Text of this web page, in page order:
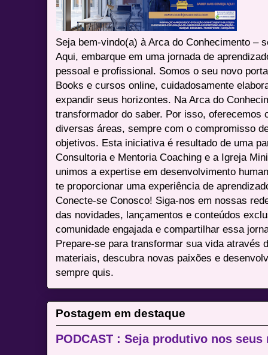
Seja bem-vindo(a) à Arca do Conhecimento –
Aqui, embarque em uma jornada de
pessoal e profissional. Somos o seu novo
Books e cursos online, cuidadosamente
expandir seus horizontes. Na Arca do
transformador do saber. Por isso, oferecemos
diversas áreas, sempre com o compromisso
objetivos. Esta iniciativa é resultado de uma
Consultoria e Mentoria Coaching e a Igreja
unimos a expertise em desenvolvimento
te proporcionar uma experiência de
Conecte-se Conosco! Siga-nos em nossas
das novidades, lançamentos e conteúdos
comunidade engajada e compartilhar essa
Prepare-se para transformar sua vida através
materiais, descubra novas paixões e
sempre quis.
Postagem em destaque
PODCAST : Seja produtivo nos seus